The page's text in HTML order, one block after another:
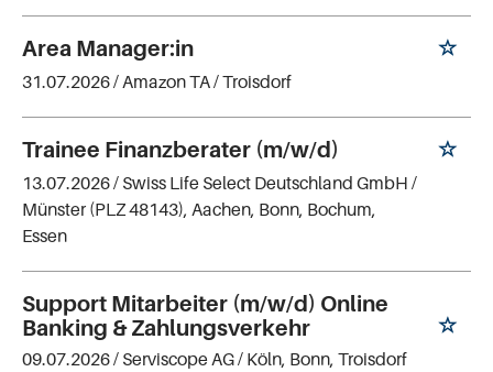
Area Manager:in
31.07.2026 /Amazon TA/ Troisdorf
Trainee Finanzberater (m/w/d)
13.07.2026 / Swiss Life Select Deutschland GmbH /
Münster (PLZ 48143), Aachen, Bonn, Bochum,
Essen
Support Mitarbeiter (m/w/d) Online
Banking & Zahlungsverkehr
09.07.2026 / Serviscope AG/ Köln, Bonn, Troisdorf